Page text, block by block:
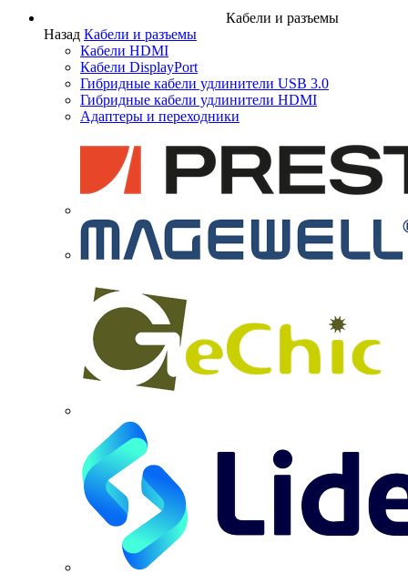
Кабели и разъемы
Назад Кабели и разъемы
Кабели HDMI
Кабели DisplayPort
Гибридные кабели удлинители USB 3.0
Гибридные кабели удлинители HDMI
Адаптеры и переходники